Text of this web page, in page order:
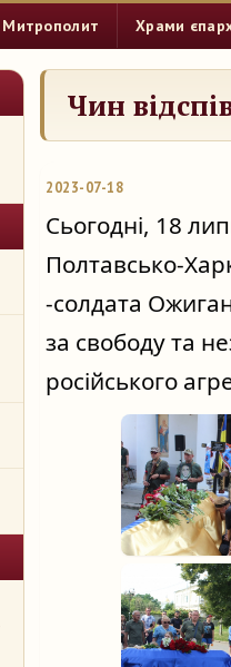
Митрополит Храми
Чин
2023-07-18
Сьогодні, 18
Полтавсько-
-солдата
за свободу та
російського